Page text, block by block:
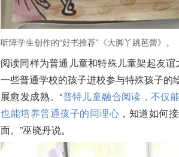
听障学生创作的“好书推荐”《大脚丫跳芭蕾》。
阅读同样为普通儿童和特殊儿童架起友
一些普通学校的孩子进校参与特殊孩子
展愈发成熟。“普特儿童融合阅读，不仅
也能培养普通孩子的同理心 ，知道如何
面。”巫晓丹说。